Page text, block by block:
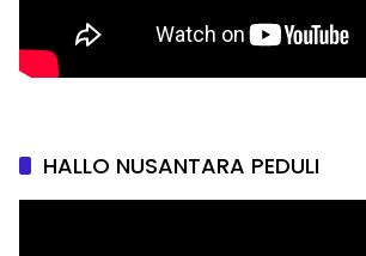
HALLO NUSANTARA PEDULI